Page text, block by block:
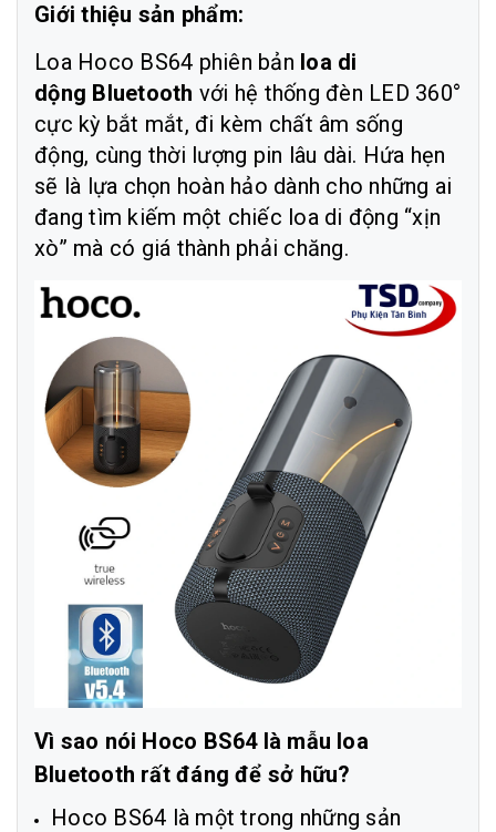
Giới thiệu sản phẩm:
Loa Hoco BS64 phiên bản loa di
dộng Bluetooth với hệ thống đèn LED 360°
cực kỳ bắt mắt, đi kèm chất âm sống
động, cùng thời lượng pin lâu dài. Hứa hẹn
sẽ là lựa chọn hoàn hảo dành cho những ai
đang tìm kiếm một chiếc loa di động “xịn
xò” mà có giá thành phải chăng.
Vì sao nói Hoco BS64 là mẫu loa
Bluetooth rất đáng để sở hữu?
Hoco BS64 là một trong những sản